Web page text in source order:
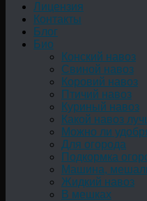
Лицензия
Контакты
Блог
Био
Конский навоз
Свиной навоз
Коровий навоз
Птичий навоз
Куриный навоз
Какой навоз
Можно ли
Для огорода
Подкормка
Машина,
Жидкий навоз
В мешках